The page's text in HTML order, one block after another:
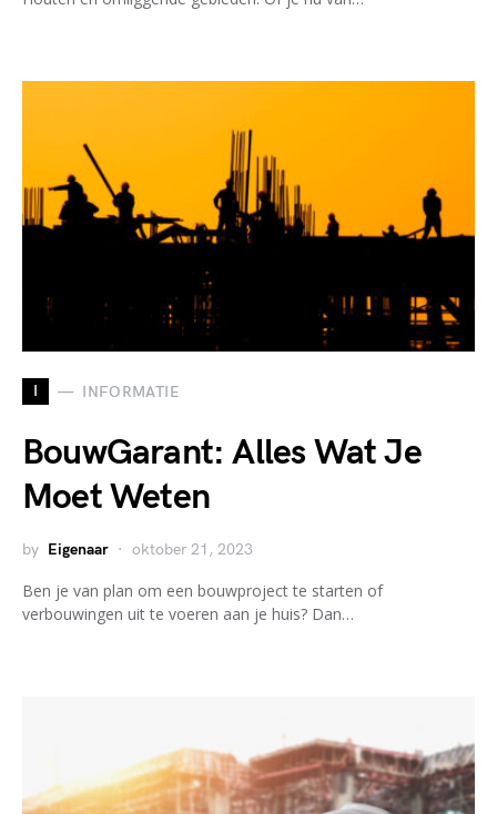
I INFORMATIE
BouwGarant: Alles Wat Je
Moet Weten
by Eigenaar oktober 21, 2023
Ben je van plan om een bouwproject te starten of
verbouwingen uit te voeren aan je huis? Dan…